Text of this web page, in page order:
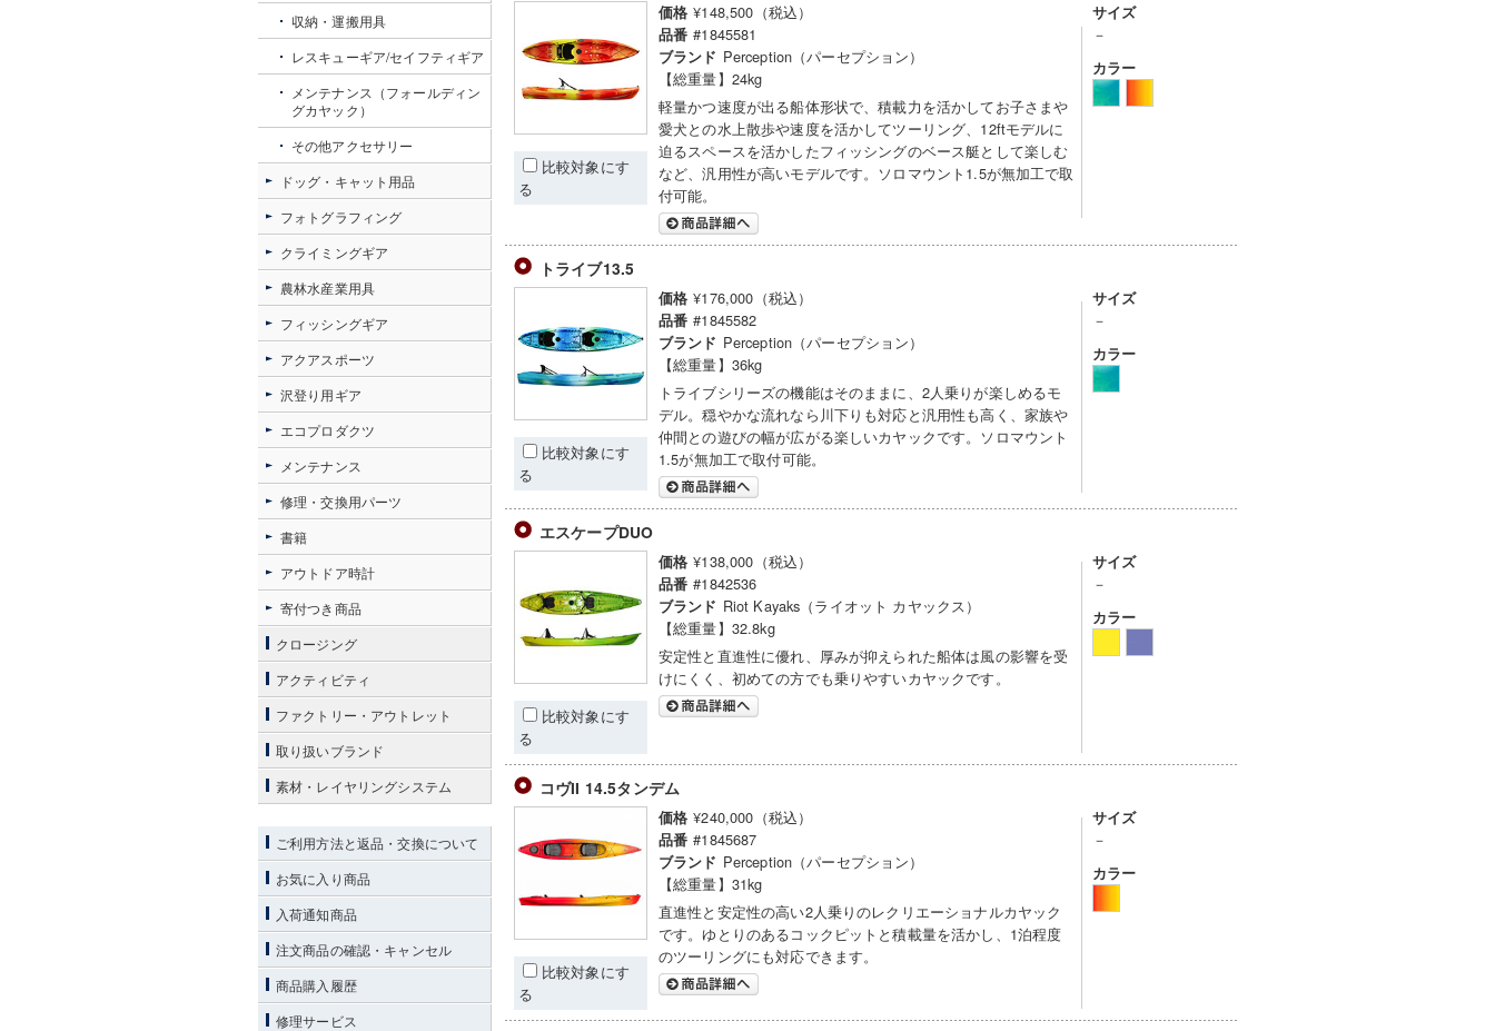
比較対象にす
る
価格 ¥148,500（税込）
品番 #1845581
ブランド Perception（パーセプション）
【総重量】24kg
軽量かつ速度が出る船体形状で、積載力を活かしてお子さまや
愛犬との水上散歩や速度を活かしてツーリング、12ftモデルに
迫るスペースを活かしたフィッシングのベース艇として楽しむ
など、汎用性が高いモデルです。ソロマウント1.5が無加工で取
付可能。
サイズ
－
カラー
トライブ13.5
比較対象にす
る
価格 ¥176,000（税込）
品番 #1845582
ブランド Perception（パーセプション）
【総重量】36kg
トライブシリーズの機能はそのままに、2人乗りが楽しめるモ
デル。穏やかな流れなら川下りも対応と汎用性も高く、家族や
仲間との遊びの幅が広がる楽しいカヤックです。ソロマウント
1.5が無加工で取付可能。
サイズ
－
カラー
エスケープDUO
比較対象にす
る
価格 ¥138,000（税込）
品番 #1842536
ブランド Riot Kayaks（ライオット カヤックス）
【総重量】32.8kg
安定性と直進性に優れ、厚みが抑えられた船体は風の影響を受
けにくく、初めての方でも乗りやすいカヤックです。
サイズ
－
カラー
コヴII 14.5タンデム
比較対象にす
る
価格 ¥240,000（税込）
品番 #1845687
ブランド Perception（パーセプション）
【総重量】31kg
直進性と安定性の高い2人乗りのレクリエーショナルカヤック
です。ゆとりのあるコックピットと積載量を活かし、1泊程度
のツーリングにも対応できます。
サイズ
－
カラー
収納・運搬用具
レスキューギア/セイフティギア
メンテナンス（フォールディン
グカヤック）
その他アクセサリー
ドッグ・キャット用品
フォトグラフィング
クライミングギア
農林水産業用具
フィッシングギア
アクアスポーツ
沢登り用ギア
エコプロダクツ
メンテナンス
修理・交換用パーツ
書籍
アウトドア時計
寄付つき商品
クロージング
アクティビティ
ファクトリー・アウトレット
取り扱いブランド
素材・レイヤリングシステム
ご利用方法と返品・交換について
お気に入り商品
入荷通知商品
注文商品の確認・キャンセル
商品購入履歴
修理サービス